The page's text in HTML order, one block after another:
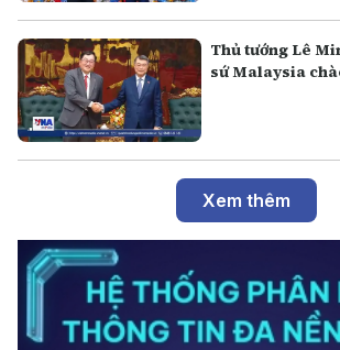
Thủ tướng Lê
sứ Malaysia
Xem thêm